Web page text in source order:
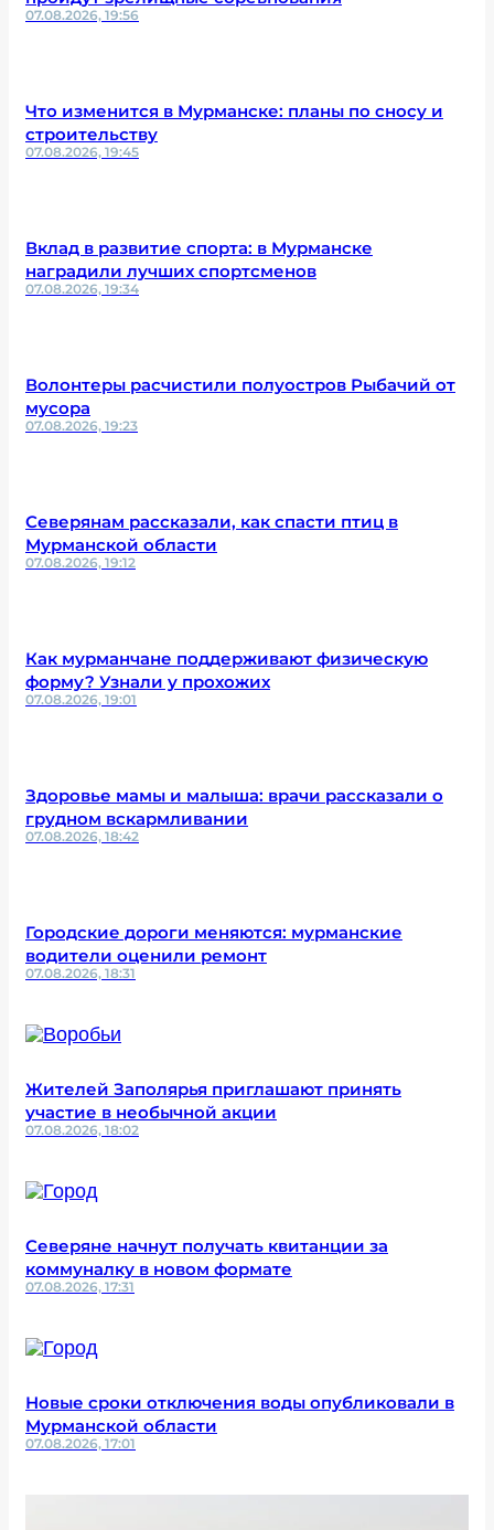
07.08.2026, 19:56
Что изменится в Мурманске: планы по сносу и
строительству
07.08.2026, 19:45
Вклад в развитие спорта: в Мурманске
наградили лучших спортсменов
07.08.2026, 19:34
Волонтеры расчистили полуостров Рыбачий от
мусора
07.08.2026, 19:23
Северянам рассказали, как спасти птиц в
Мурманской области
07.08.2026, 19:12
Как мурманчане поддерживают физическую
форму? Узнали у прохожих
07.08.2026, 19:01
Здоровье мамы и малыша: врачи рассказали о
грудном вскармливании
07.08.2026, 18:42
Городские дороги меняются: мурманские
водители оценили ремонт
07.08.2026, 18:31
Жителей Заполярья приглашают принять
участие в необычной акции
07.08.2026, 18:02
Северяне начнут получать квитанции за
коммуналку в новом формате
07.08.2026, 17:31
Новые сроки отключения воды опубликовали в
Мурманской области
07.08.2026, 17:01